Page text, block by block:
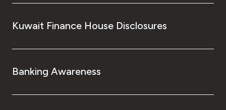
Kuwait Finance House Disclosures
Banking Awareness